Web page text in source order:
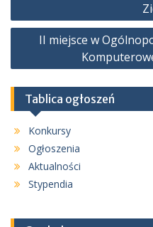
II miejsce w
Tablica ogłoszeń
Konkursy
Ogłoszenia
Aktualności
Stypendia